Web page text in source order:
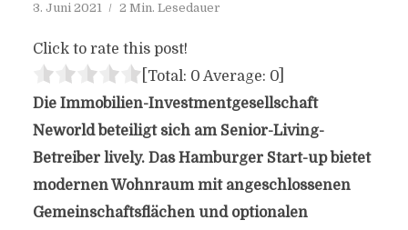
3. Juni 2021 2 Min. Lesedauer
Click to rate this post!
[Total: 0 Average: 0]
Die Immobilien-Investmentgesellschaft
Neworld beteiligt sich am Senior-Living-
Betreiber lively. Das Hamburger Start-up bietet
modernen Wohnraum mit angeschlossenen
Gemeinschaftsflächen und optionalen